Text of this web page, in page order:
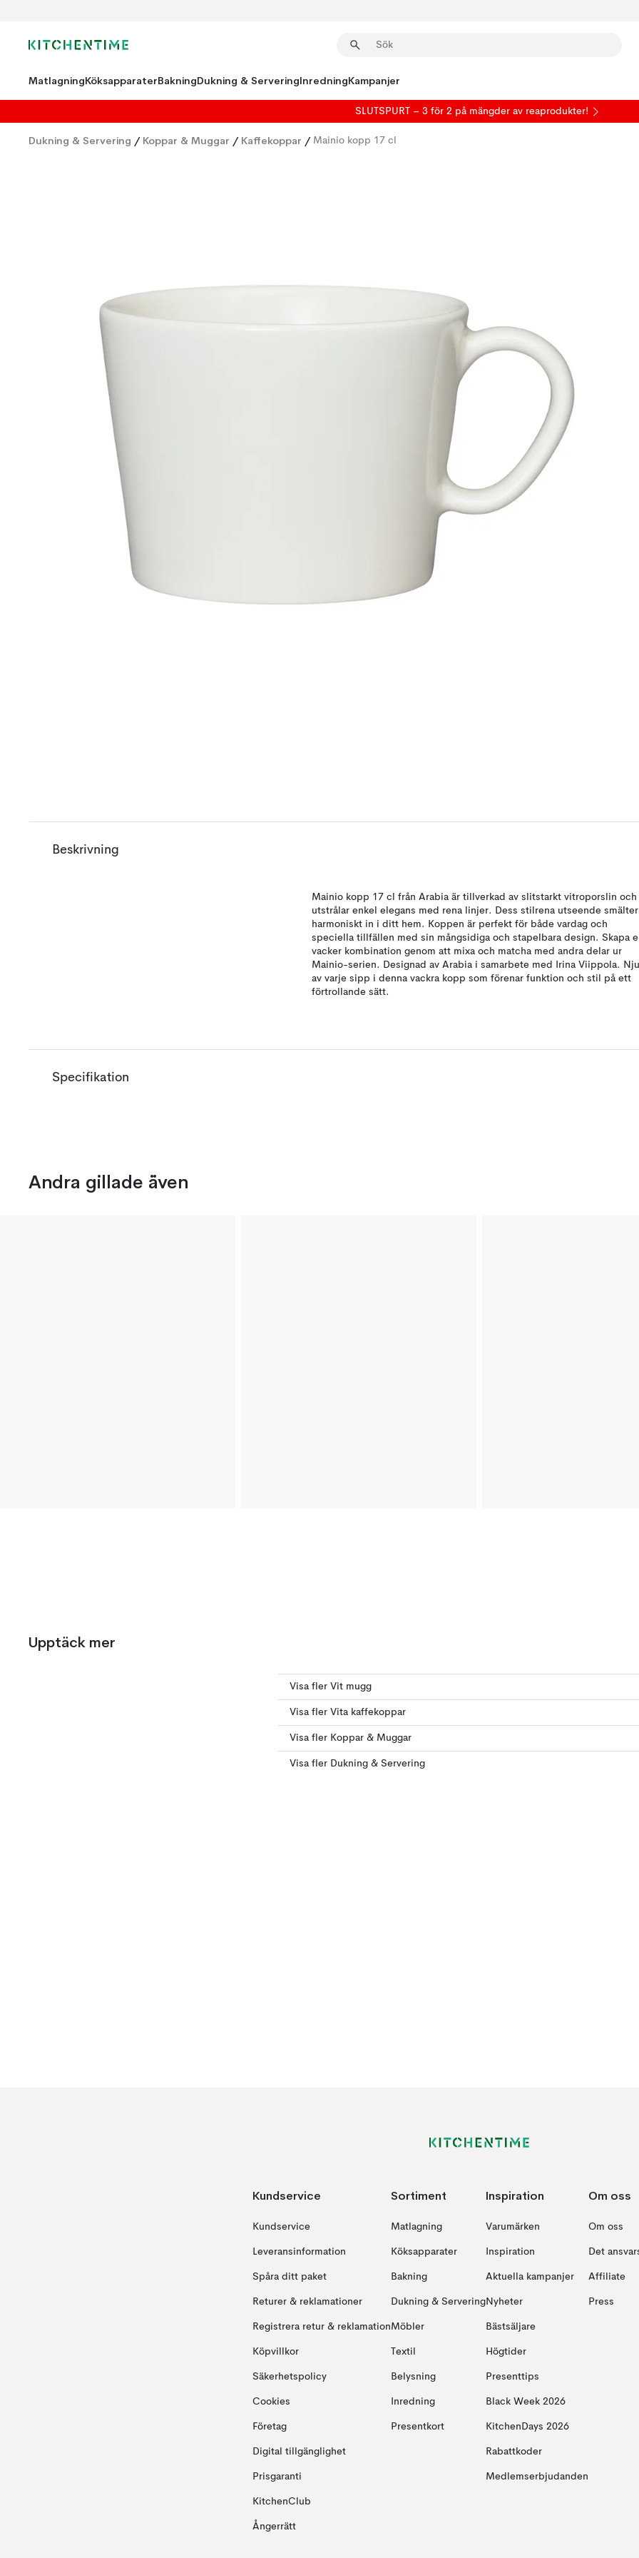
MatlagningKöksapparaterBakningDukning & ServeringInredningKampanjer
SLUTSPURT – 3 för 2 på mängder av reaprodukter!
Dukning & Servering / Koppar & Muggar / Kaffekoppar / Mainio kopp 17 cl
Beskrivning
Mainio kopp 17 cl från Arabia är tillverkad av slitstarkt vitroporslin och
utstrålar enkel elegans med rena linjer. Dess stilrena utseende smälter
harmoniskt in i ditt hem. Koppen är perfekt för både vardag och
speciella tillfällen med sin mångsidiga och stapelbara design. Skapa
vacker kombination genom att mixa och matcha med andra delar ur
Mainio-serien. Designad av Arabia i samarbete med Irina Viippola.
av varje sipp i denna vackra kopp som förenar funktion och stil på ett
förtrollande sätt.
Specifikation
Andra gillade även
Upptäck mer
Visa fler Vit mugg
Visa fler Vita kaffekoppar
Visa fler Koppar & Muggar
Visa fler Dukning & Servering
Kundservice
Kundservice
Leveransinformation
Spåra ditt paket
Returer & reklamationer
Registrera retur & reklamation
Köpvillkor
Säkerhetspolicy
Cookies
Företag
Digital tillgänglighet
Prisgaranti
KitchenClub
Ångerrätt
Sortiment
Matlagning
Köksapparater
Bakning
Dukning & Servering
Möbler
Textil
Belysning
Inredning
Presentkort
Inspiration
Varumärken
Inspiration
Aktuella kampanjer
Nyheter
Bästsäljare
Högtider
Presenttips
Black Week 2026
KitchenDays 2026
Rabattkoder
Medlemserbjudanden
Om oss
Om oss
Det
Affiliate
Press